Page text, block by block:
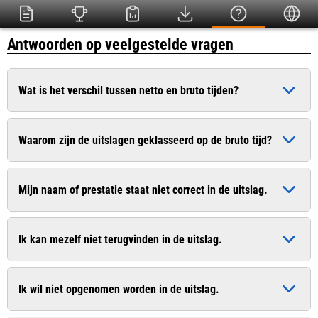
Antwoorden op veelgestelde vragen
Wat is het verschil tussen netto en bruto tijden?
De bruto tijd is de officiële tijd die ingaat op het moment dat
het startschot heeft geklonken. De netto tijd (chiptijd) is de
Waarom zijn de uitslagen geklasseerd op de bruto tijd?
Dit is conform het wedstrijdreglement van de Atletiekunie.
Bij sommige evenementen worden uitslagen van recreanten
Mijn naam of prestatie staat niet correct in de uitslag.
Geef dit door aan de organisatie. De contactgegevens vindt u
vaak op de website van de organisatie.
Ik kan mezelf niet terugvinden in de uitslag.
Geef dit door aan de organisatie. De contactgegevens vindt u
vaak op de website van de organisatie.
Ik wil niet opgenomen worden in de uitslag.